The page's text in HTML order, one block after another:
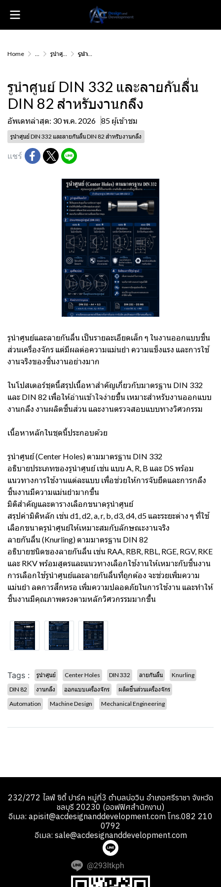
Home ... รูนำศูนย์ DIN 332 และลายกันลื่น DIN 82 สำหรับงานกลึง รูนำศูนย์ DIN 332 และลายกันลื่น DIN 82 สำหรับงานกลึง
รูนำศูนย์ DIN 332 และลายกันลื่น
DIN 82 สำหรับงานกลึง
อัพเดทล่าสุด: 30 พ.ค. 2026 85 ผู้เข้าชม
รูนำศูนย์ DIN 332 และลายกันลื่น DIN 82 สำหรับงานกลึง
แชร์
รูนำศูนย์และลายกันลื่น เป็นรายละเอียดเล็ก ๆ ในงานออกแบบชิ้น
ส่วนเครื่องจักร แต่มีผลต่อความแม่นยำ ความแข็งแรง และการใช้
งานจริงของชิ้นงานอย่างมาก
ในโปสเตอร์ชุดนี้สรุปเนื้อหาสำคัญเกี่ยวกับมาตรฐาน DIN 332
และ DIN 82 เพื่อให้อ่านเข้าใจง่ายขึ้น เหมาะสำหรับงานออกแบบ
งานกลึง งานผลิตชิ้นส่วน และงานตรวจสอบแบบทางวิศวกรรม
เนื้อหาหลักในชุดนี้ประกอบด้วย
รูนำศูนย์ (Center Holes) ตามมาตรฐาน DIN 332
อธิบายประเภทของรูนำศูนย์ เช่น แบบ A, R, B และ DS พร้อม
แนวทางการใช้งานแต่ละแบบ เพื่อช่วยให้การจับยึดและการกลึง
ชิ้นงานมีความแม่นยำมากขึ้น
มิติสำคัญและตารางเลือกขนาดรูนำศูนย์
สรุปค่ามิติหลัก เช่น d1, d2, a, r, b, d3, d4, d5 และระยะต่าง ๆ ที่ใช้
เลือกขนาดรูนำศูนย์ให้เหมาะสมกับลักษณะงานจริง
ลายกันลื่น (Knurling) ตามมาตรฐาน DIN 82
อธิบายชนิดของลายกันลื่น เช่น RAA, RBR, RBL, RGE, RGV, RKE
และ RKV พร้อมสูตรและแนวทางเลือกใช้งานให้เหมาะกับชิ้นงาน
การเลือกใช้รูนำศูนย์และลายกันลื่นที่ถูกต้อง จะช่วยเพิ่มความ
แม่นยำ ลดการสึกหรอ เพิ่มความปลอดภัยในการใช้งาน และทำให้
ชิ้นงานมีคุณภาพตรงตามหลักวิศวกรรมมากขึ้น
Tags : รูนำศูนย์ Center Holes DIN 332 ลายกันลื่น
Knurling
DIN 82
งานกลึง ออกแบบเครื่องจักร
ผลิตชิ้นส่วนเครื่องจักร
Automation
Machine Design Mechanical Engineering
232/272 ไลฟ์ ซิตี้ ปาร์ค หมู่ที่3 ตำบลบ่อวิน อำเภอศรีราชา จังหวัด
ชลบุรี 20230 (ออฟฟิศสำนักงาน)
อีเมล: apisit@acdesignanddevelopment.com โทร.082 210
0792
อีเมล: sale@acdesignanddevelopment.com
@293ltkph